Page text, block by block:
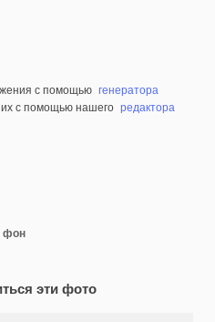
с помощью генератора
их с помощью нашего редактора
фон
эти фото